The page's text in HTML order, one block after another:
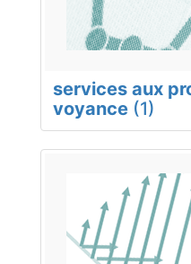
services aux
voyance (1)